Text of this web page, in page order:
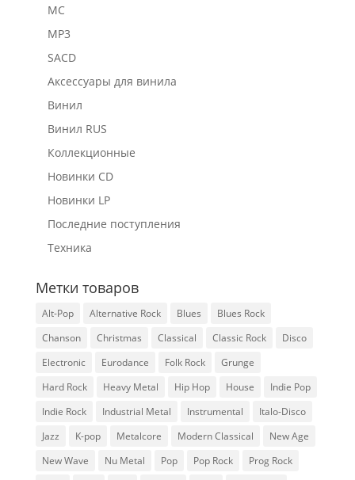
MC
MP3
SACD
Аксессуары для винила
Винил
Винил RUS
Коллекционные
Новинки CD
Новинки LP
Последние поступления
Техника
Метки товаров
Alt-Pop Alternative Rock Blues
Blues Rock
Chanson
Christmas Classical Classic Rock
Disco
Electronic
Eurodance Folk Rock
Grunge
Hard Rock
Heavy Metal Hip Hop House
Indie Pop
Indie Rock
Industrial Metal Instrumental
Italo-Disco
Jazz
K-pop Metalcore Modern Classical
New Age
New Wave
Nu Metal Pop Pop Rock
Prog Rock